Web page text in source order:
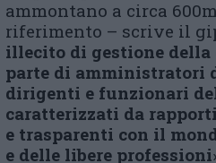
ammontano a circa
riferimento – scrive il
illecito di gestione della
parte di amministratori
dirigenti e funzionari
caratterizzati da
e trasparenti con il
e delle libere professioni